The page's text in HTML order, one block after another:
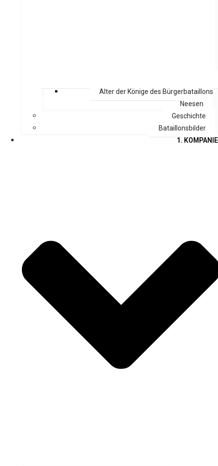
Alter der Könige des Bürgerbataillons
Neesen
Geschichte
Bataillonsbilder
1. KOMPANIE